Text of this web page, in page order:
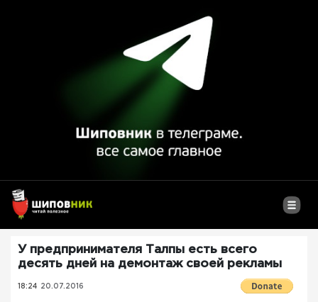
У предпринимателя Талпы есть всего
десять дней на демонтаж своей рекламы
18:24 20.07.2016